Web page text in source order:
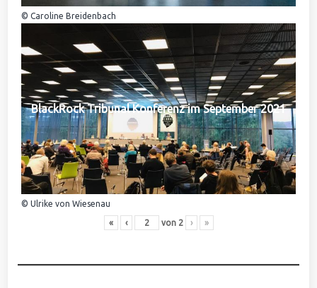
© Caroline Breidenbach
BlackRock Tribunal Konferenz im September 2021
© Ulrike von Wiesenau
« ‹ von 2 › »